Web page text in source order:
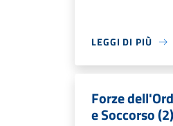
LEGGI DI PIÙ
Forze
e Soccorso (2)